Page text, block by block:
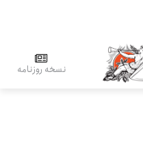
نسخه روزنامه